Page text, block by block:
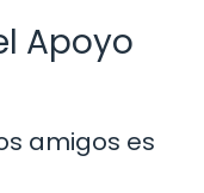
Apoyo
amigos es